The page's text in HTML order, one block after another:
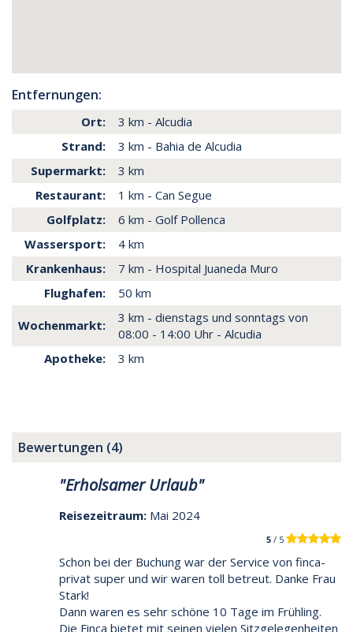
Entfernungen:
Ort:
3 km - Alcudia
Strand:
3 km - Bahia de Alcudia
Supermarkt:
3 km
Restaurant:
1 km - Can Segue
Golfplatz:
6 km - Golf Pollenca
Wassersport:
4 km
Krankenhaus:
7 km - Hospital Juaneda Muro
Flughafen:
50 km
Wochenmarkt:
3 km - dienstags und sonntags von
08:00 - 14:00 Uhr - Alcudia
Apotheke:
3 km
Bewertungen (4)
"Erholsamer Urlaub"
Reisezeitraum: Mai 2024
5 / 5
Schon bei der Buchung war der Service von finca-
privat super und wir waren toll betreut. Danke Frau
Stark!
Dann waren es sehr schöne 10 Tage im Frühling.
Die Finca bietet mit seinen vielen Sitzgelegenheiten